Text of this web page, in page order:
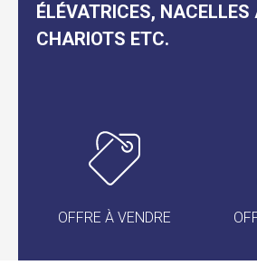
ÉLÉVATRICES, NACELLES
CHARIOTS ETC.
OFFRE À VENDRE